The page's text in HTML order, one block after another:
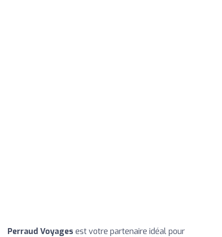
Perraud Voyages est votre partenaire idéal pour